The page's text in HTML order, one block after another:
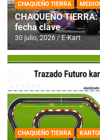
CHAQUEÑO TIERRA
CHAQUEÑO
fecha clave
30 julio, 2026 E-Kart
CHAQUEÑO TIERRA